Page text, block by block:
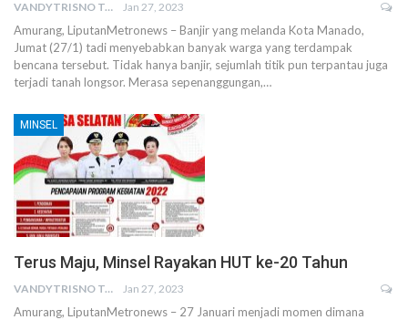
VANDYTRISNO TALUMEPA Jan 27, 2023
Amurang, LiputanMetronews – Banjir yang melanda Kota Manado,
Jumat (27/1) tadi menyebabkan banyak warga yang terdampak
bencana tersebut. Tidak hanya banjir, sejumlah titik pun terpantau juga
terjadi tanah longsor. Merasa sepenanggungan,…
MINSEL
Terus Maju, Minsel Rayakan HUT ke-20 Tahun
VANDYTRISNO TALUMEPA Jan 27, 2023
Amurang, LiputanMetronews – 27 Januari menjadi momen dimana